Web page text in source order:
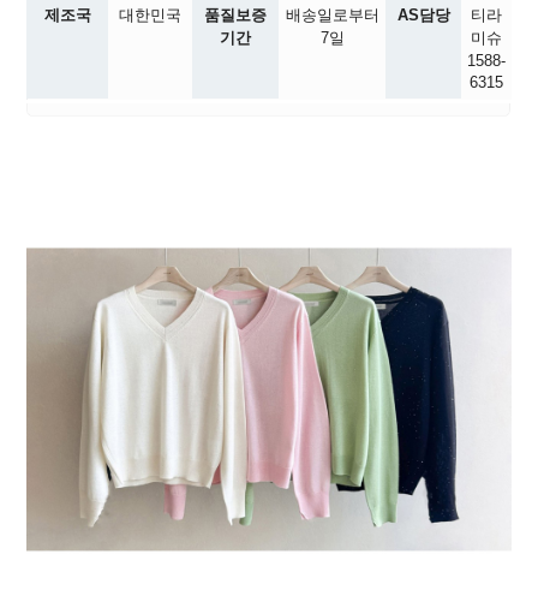
제조국
대한민국
품질보증
기간
배송일로부터
7일
AS담당
티라
미슈
1588-
6315